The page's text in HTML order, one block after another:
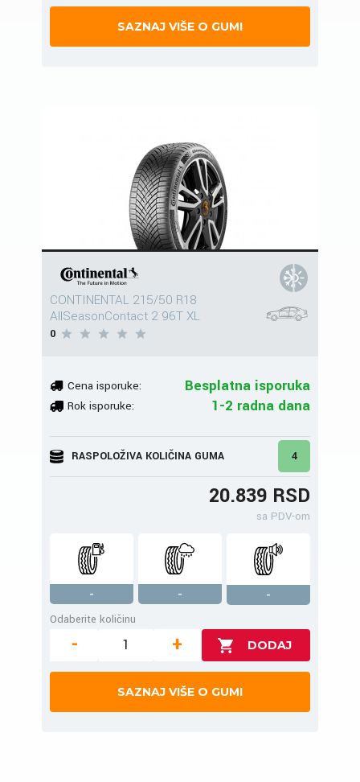
SAZNAJ VIŠE O GUMI
CONTINENTAL 215/50 R18
AllSeasonContact 2 96T XL
0
Cena isporuke: Besplatna isporuka
Rok isporuke: 1-2 radna dana
RASPOLOŽIVA KOLIČINA GUMA 4
20.839 RSD
sa PDV-om
- -
-
Odaberite količinu
- +
SAZNAJ VIŠE O GUMI